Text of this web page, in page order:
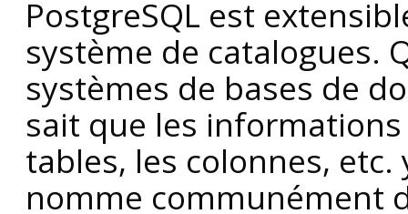
PostgreSQL est
système de catalogues.
systèmes de bases de
sait que les
tables, les colonnes,
nomme communément